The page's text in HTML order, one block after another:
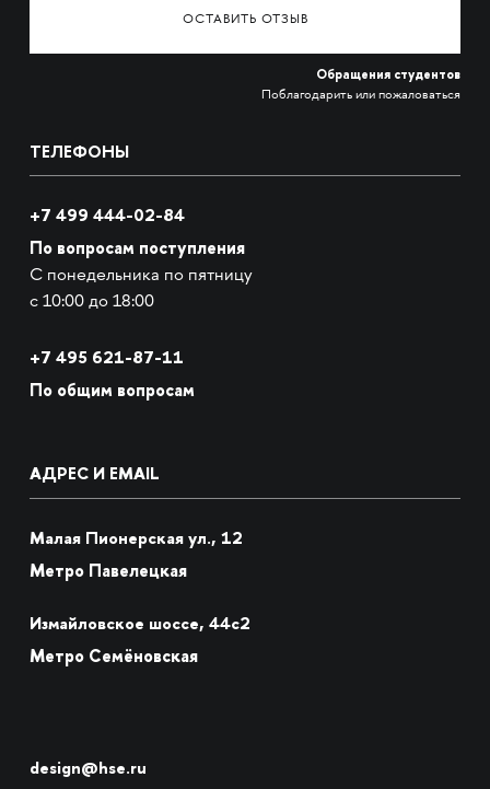
ОСТАВИТЬ ОТЗЫВ
Обращения студентов
Поблагодарить или пожаловаться
ТЕЛЕФОНЫ
+7 499 444-02-84
По вопросам поступления
С понедельника по пятницу
с 10:00 до 18:00
+7 495 621-87-11
По общим вопросам
АДРЕС И EMAIL
Малая Пионерская ул., 12
Метро Павелецкая
Измайловское шоссе, 44с2
Метро Семёновская
design@hse.ru